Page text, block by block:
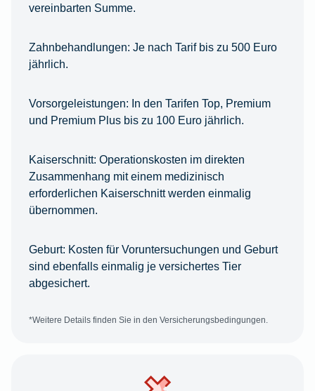
vereinbarten Summe.
Zahnbehandlungen: Je nach Tarif bis zu 500 Euro
jährlich.
Vorsorgeleistungen: In den Tarifen Top, Premium
und Premium Plus bis zu 100 Euro jährlich.
Kaiserschnitt: Operationskosten im direkten
Zusammenhang mit einem medizinisch
erforderlichen Kaiserschnitt werden einmalig
übernommen.
Geburt: Kosten für Voruntersuchungen und Geburt
sind ebenfalls einmalig je versichertes Tier
abgesichert.
*Weitere Details finden Sie in den Versicherungsbedingungen.